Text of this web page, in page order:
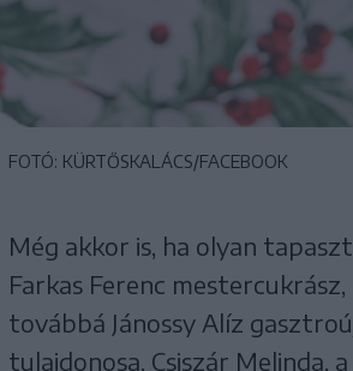
FOTÓ: KÜRTŐSKALÁCS/FACEBOOK
Még akkor is, ha olyan
Farkas Ferenc
továbbá Jánossy Alíz
tulajdonosa, Csiszár Melinda,